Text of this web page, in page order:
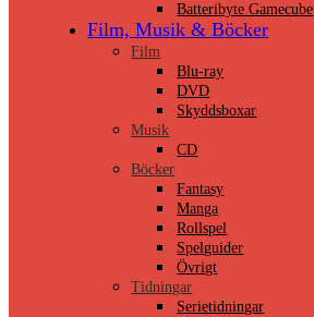
Batteribyte Gamecube
Film, Musik & Böcker
Film
Blu-ray
DVD
Skyddsboxar
Musik
CD
Böcker
Fantasy
Manga
Rollspel
Spelguider
Övrigt
Tidningar
Serietidningar